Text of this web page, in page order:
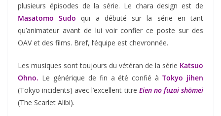
plusieurs épisodes de la série. Le chara design est de
Masatomo Sudo qui a débuté sur la série en tant
qu’animateur avant de lui voir confier ce poste sur des
OAV et des films. Bref, l’équipe est chevronnée.
Les musiques sont toujours du vétéran de la série Katsuo
Ohno. Le générique de fin a été confié à Tokyo jihen
(Tokyo incidents) avec l’excellent titre Eien no fuzai shōmei
(The Scarlet Alibi).